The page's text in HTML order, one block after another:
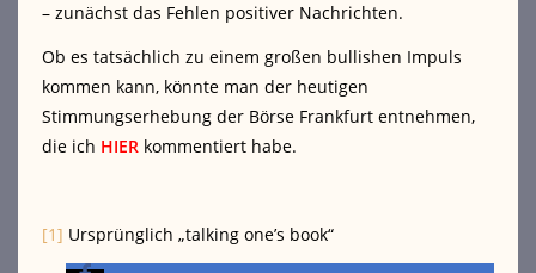
– zunächst das Fehlen positiver Nachrichten.
Ob es tatsächlich zu einem großen bullishen Impuls
kommen kann, könnte man der heutigen
Stimmungserhebung der Börse Frankfurt entnehmen,
die ich HIER kommentiert habe.
[1] Ursprünglich „talking one’s book“